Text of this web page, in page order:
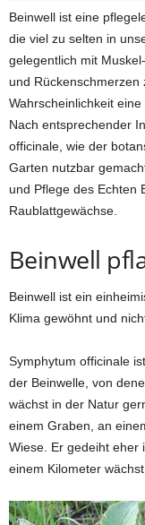
Beinwell ist eine
die viel zu selten in
gelegentlich mit
und
Wahrscheinlichkeit
Nach entsprechender
officinale, wie der
Garten nutzbar
und Pflege des Echten
Raublattgewächse.
Beinwell
Beinwell ist ein
Klima gewöhnt und
Symphytum officinale
der Beinwelle, von
wächst in der Natur
einem Graben, an
Wiese. Er gedeiht eher
einem Kilometer